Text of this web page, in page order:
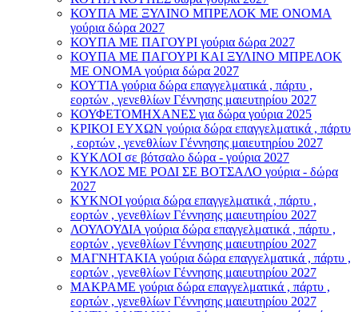
ΚΟΥΠΑ ΜΕ ΞΥΛΙΝΟ ΜΠΡΕΛΟΚ ΜΕ ΟΝΟΜΑ
γούρια δώρα 2027
ΚΟΥΠΑ ΜΕ ΠΑΓΟΥΡΙ γούρια δώρα 2027
ΚΟΥΠΑ ΜΕ ΠΑΓΟΥΡΙ ΚΑΙ ΞΥΛΙΝΟ ΜΠΡΕΛΟΚ
ΜΕ ΟΝΟΜΑ γούρια δώρα 2027
ΚΟΥΤΙΑ γούρια δώρα επαγγελματικά , πάρτυ ,
εορτών , γενεθλίων Γέννησης μαιευτηρίου 2027
ΚΟΥΦΕΤΟΜΗΧΑΝΕΣ για δώρα γούρια 2025
ΚΡΙΚΟΙ ΕΥΧΩΝ γούρια δώρα επαγγελματικά , πάρτυ
, εορτών , γενεθλίων Γέννησης μαιευτηρίου 2027
ΚΥΚΛΟΙ σε βότσαλο δώρα - γούρια 2027
ΚΥΚΛΟΣ ΜΕ ΡΟΔΙ ΣΕ ΒΟΤΣΑΛΟ γούρια - δώρα
2027
ΚΥΚΝΟΙ γούρια δώρα επαγγελματικά , πάρτυ ,
εορτών , γενεθλίων Γέννησης μαιευτηρίου 2027
ΛΟΥΛΟΥΔΙΑ γούρια δώρα επαγγελματικά , πάρτυ ,
εορτών , γενεθλίων Γέννησης μαιευτηρίου 2027
ΜΑΓΝΗΤΑΚΙΑ γούρια δώρα επαγγελματικά , πάρτυ ,
εορτών , γενεθλίων Γέννησης μαιευτηρίου 2027
ΜΑΚΡΑΜΕ γούρια δώρα επαγγελματικά , πάρτυ ,
εορτών , γενεθλίων Γέννησης μαιευτηρίου 2027